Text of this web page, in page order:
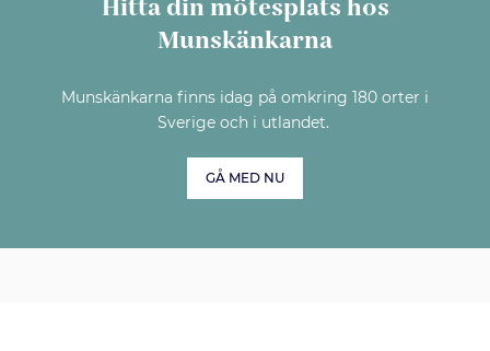
Hitta din mötesplats hos
Munskänkarna
Munskänkarna finns idag på omkring 180 orter i
Sverige och i utlandet.
GÅ MED NU